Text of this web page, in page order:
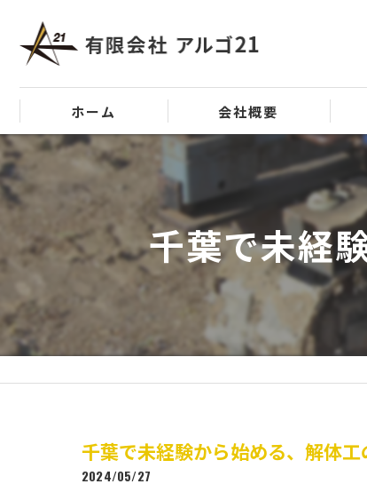
ホーム 会社概要
ビジョン
事業案内
千葉で未経
千葉で未経験から始める、解体工
2024/05/27